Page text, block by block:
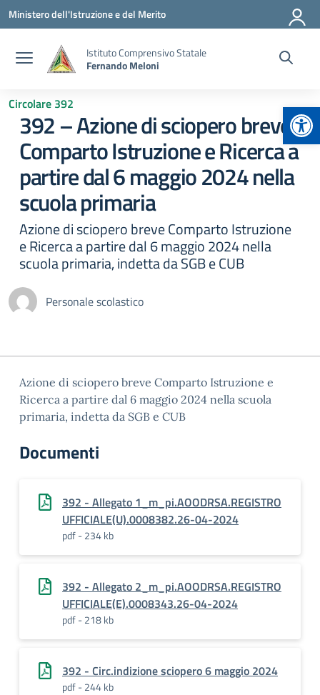
Vai ai contenuti
Vai al menu di navigazione
Vai al footer
Ministero dell'Istruzione e del Merito
Istituto Comprensivo Statale
Fernando Meloni
Circolare 392
392 – Azione di sciopero breve
Comparto Istruzione e Ricerca a
partire dal 6 maggio 2024 nella
scuola primaria
Azione di sciopero breve Comparto Istruzione
e Ricerca a partire dal 6 maggio 2024 nella
scuola primaria, indetta da SGB e CUB
Personale scolastico
Azione di sciopero breve Comparto Istruzione e
Ricerca a partire dal 6 maggio 2024 nella scuola
primaria, indetta da SGB e CUB
Documenti
392 - Allegato 1_m_pi.AOODRSA.REGISTRO
UFFICIALE(U).0008382.26-04-2024
pdf - 234 kb
392 - Allegato 2_m_pi.AOODRSA.REGISTRO
UFFICIALE(E).0008343.26-04-2024
pdf - 218 kb
392 - Circ.indizione sciopero 6 maggio 2024
pdf - 244 kb